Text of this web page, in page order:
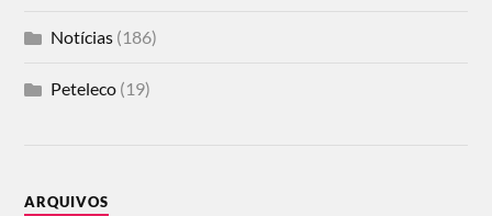
Notícias (186)
Peteleco (19)
ARQUIVOS